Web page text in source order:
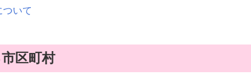
いて
区町村